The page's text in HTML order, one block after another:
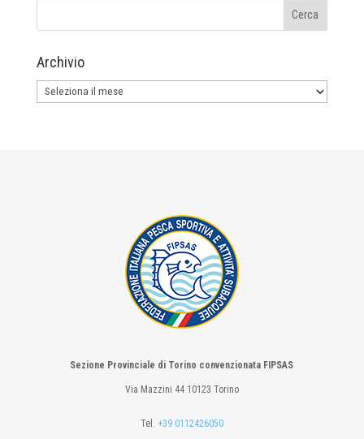
Archivio
Archivio
Sezione Provinciale di Torino convenzionata FIPSAS
Via Mazzini 44 10123 Torino
Tel. +39 0112426050